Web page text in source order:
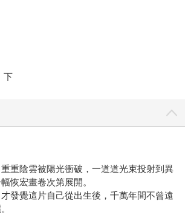
下
重陰雲被陽光衝破，一道道光束投射到異
恢宏畫卷次第展開。
發覺這片自己從出生後，千萬年間不曾遠